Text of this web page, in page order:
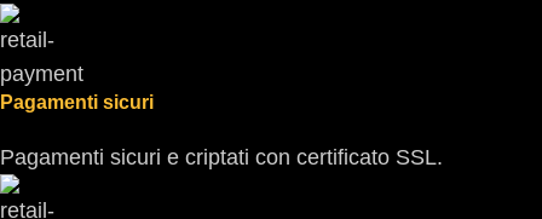
Pagamenti sicuri
Pagamenti sicuri e criptati con certificato SSL.